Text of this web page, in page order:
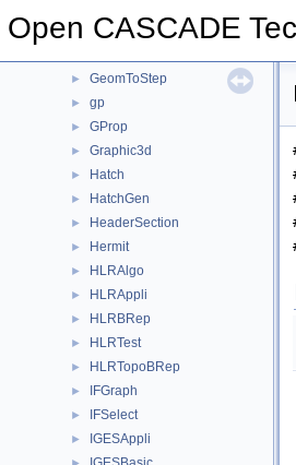
Open CASCADE
► GeomToIGES
► GeomToStep
► gp
► GProp
► Graphic3d
► Hatch
► HatchGen
► HeaderSection
► Hermit
► HLRAlgo
► HLRAppli
► HLRBRep
► HLRTest
► HLRTopoBRep
► IFGraph
► IFSelect
► IGESAppli